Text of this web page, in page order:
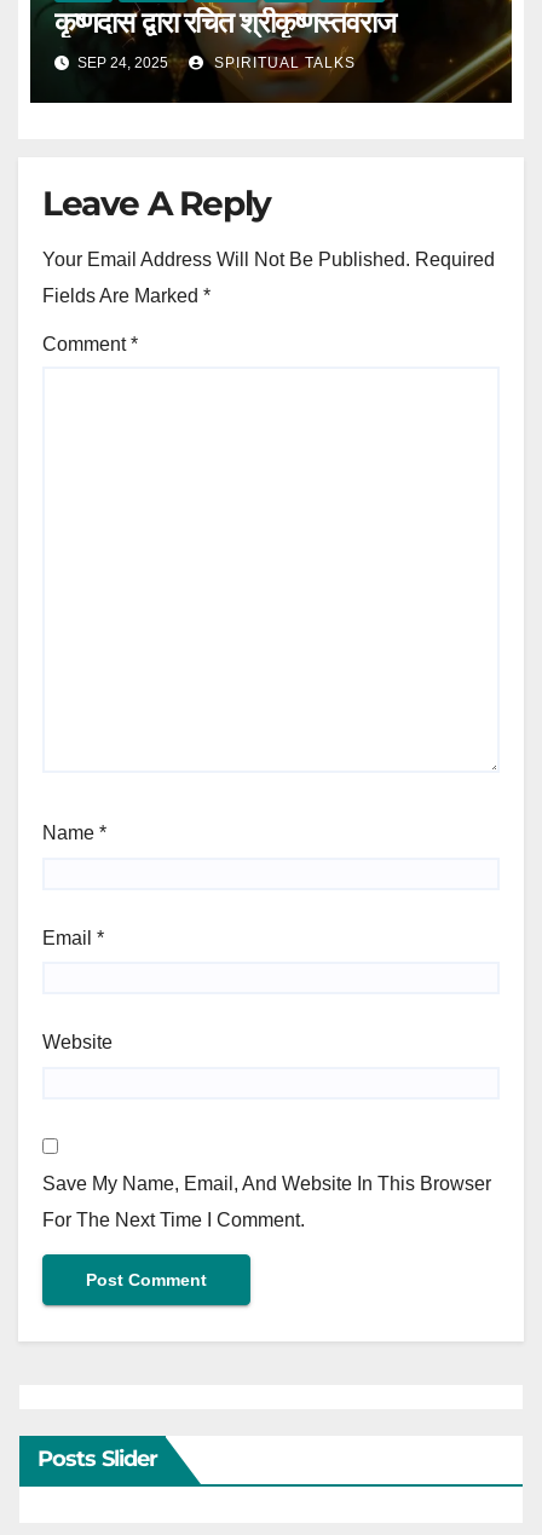
कृष्णदास द्वारा रचित श्रीकृष्णस्तवराज
SEP 24, 2025 SPIRITUAL TALKS
Leave A Reply
Your Email Address Will Not Be Published. Required
Fields Are Marked *
Comment*
Name *
Email *
Website
Save My Name, Email, And Website In This Browser
For The Next Time I Comment.
Posts Slider